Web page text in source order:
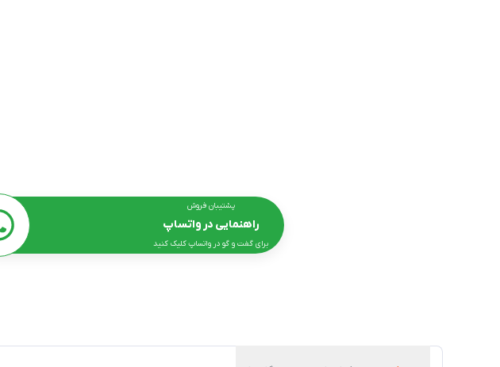
پشتیبان فروش
راهنمایی در واتساپ
برای گفت و گو در واتساپ کلیک کنید